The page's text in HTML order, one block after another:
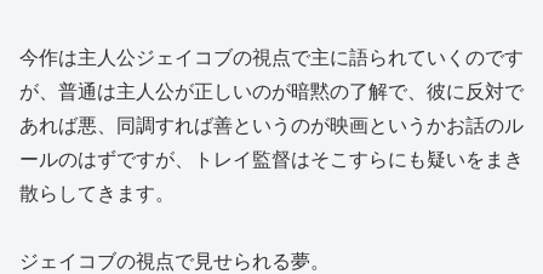
今作は主人公ジェイコブの視点で主に語られていくのです
が、普通は主人公が正しいのが暗黙の了解で、彼に反対で
あれば悪、同調すれば善というのが映画というかお話のル
ールのはずですが、トレイ監督はそこすらにも疑いをまき
散らしてきます。
ジェイコブの視点で見せられる夢。